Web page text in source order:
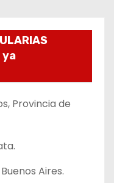
ya
Provincia de
Aires.